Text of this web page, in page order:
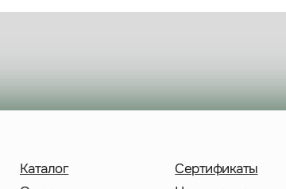
О нас
Видеотека
Наши новости